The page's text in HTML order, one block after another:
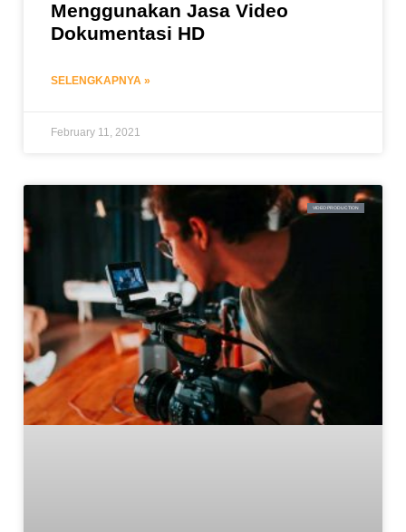
Menggunakan Jasa Video
Dokumentasi HD
SELENGKAPNYA »
February 11, 2021
VIDEO PRODUCTION